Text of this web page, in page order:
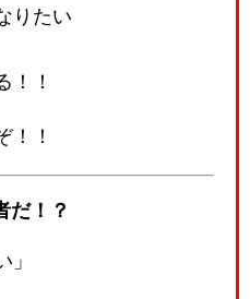
りたい
！！
！！
だ！？
」